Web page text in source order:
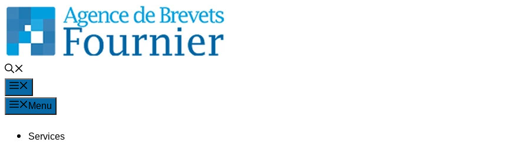
contenu
Menu
Services